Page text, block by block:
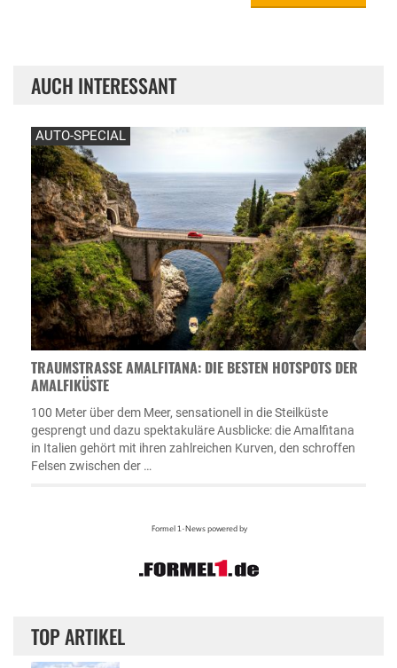
AUCH INTERESSANT
AUTO-SPECIAL
TRAUMSTRASSE AMALFITANA: DIE BESTEN HOTSPOTS DER A
MALFIKÜSTE
100 Meter über dem Meer, sensationell in die Steilküste
gesprengt und dazu spektakuläre Ausblicke: die Amalfitana
in Italien gehört mit ihren zahlreichen Kurven, den schroffen
Felsen zwischen der …
TOP ARTIKEL